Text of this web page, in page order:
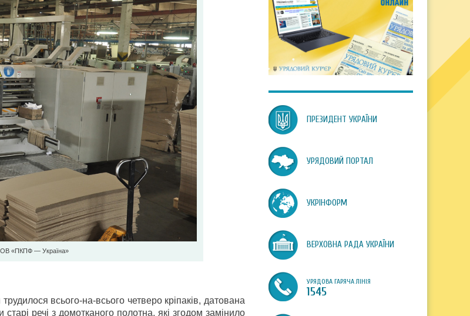
«ПКПФ — Україна»
всього-на-всього четверо кріпаків, датована
речі з домотканого полотна, які згодом замінило
ПРЕЗИДЕНТ УКРАЇНИ
УРЯДОВИЙ ПОРТАЛ
УКРІНФОРМ
ВЕРХОВНА РАДА УКРАЇНИ
УРЯДОВА ГАРЯЧА ЛІНІЯ
1545